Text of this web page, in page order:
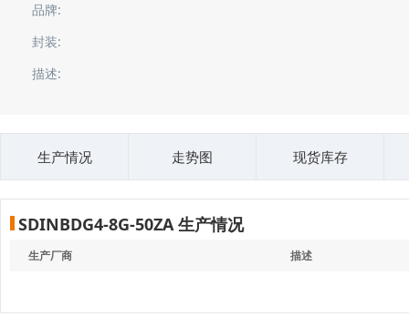
品牌:
封装:
描述:
生产情况 走势图 现货库存
SDINBDG4-8G-50ZA 生产情况
生产厂商 描述